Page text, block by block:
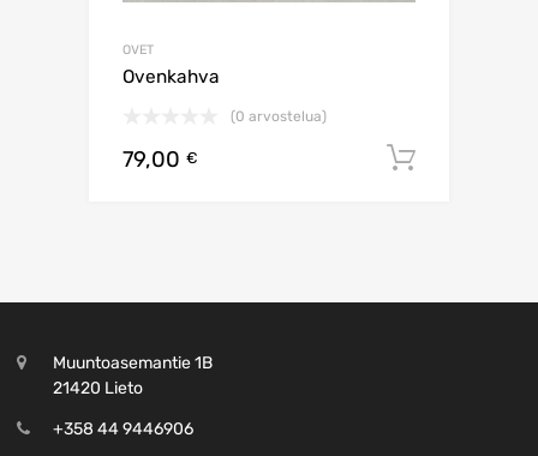
OVET
Ovenkahva
(0 arvostelua)
79,00 €
Muuntoasemantie 1B
21420 Lieto
+358 44 9446906